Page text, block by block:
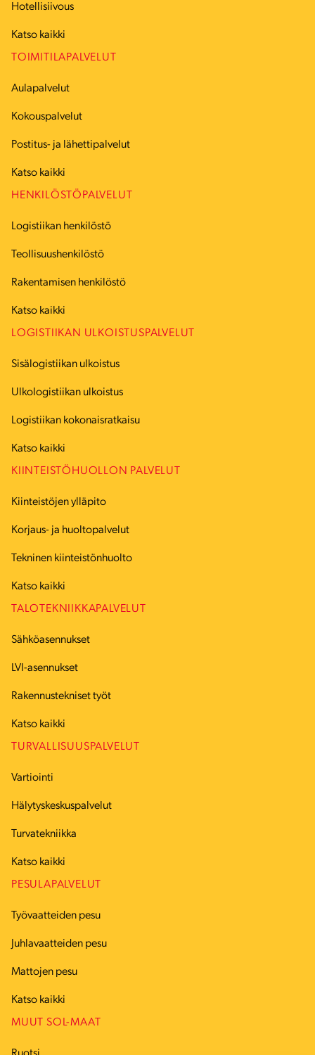
Hotellisiivous
Katso kaikki
TOIMITILAPALVELUT
Aulapalvelut
Kokouspalvelut
Postitus- ja lähettipalvelut
Katso kaikki
HENKILÖSTÖPALVELUT
Logistiikan henkilöstö
Teollisuushenkilöstö
Rakentamisen henkilöstö
Katso kaikki
LOGISTIIKAN ULKOISTUSPALVELUT
Sisälogistiikan ulkoistus
Ulkologistiikan ulkoistus
Logistiikan kokonaisratkaisu
Katso kaikki
KIINTEISTÖHUOLLON PALVELUT
Kiinteistöjen ylläpito
Korjaus- ja huoltopalvelut
Tekninen kiinteistönhuolto
Katso kaikki
TALOTEKNIIKKAPALVELUT
Sähköasennukset
LVI-asennukset
Rakennustekniset työt
Katso kaikki
TURVALLISUUSPALVELUT
Vartiointi
Hälytyskeskuspalvelut
Turvatekniikka
Katso kaikki
PESULAPALVELUT
Työvaatteiden pesu
Juhlavaatteiden pesu
Mattojen pesu
Katso kaikki
MUUT SOL-MAAT